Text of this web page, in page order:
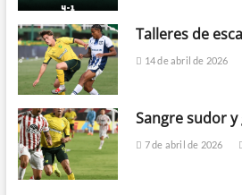
Talleres de
14 de abril de 2026
Sangre sudor
7 de abril de 2026